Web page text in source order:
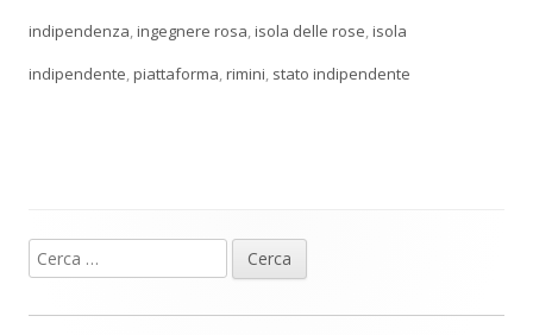
indipendenza,ingegnere rosa,isola delle rose,isola
indipendente,piattaforma,rimini, stato indipendente
Barra
laterale
Ricerca
per: